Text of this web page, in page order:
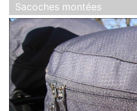
Sacoches montées